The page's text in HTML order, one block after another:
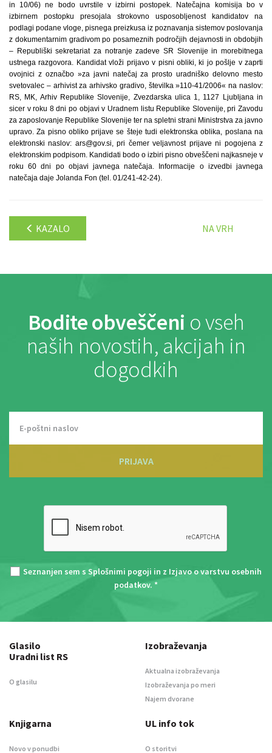
in 10/06) ne bodo uvrstile v izbirni postopek. Natečajna komisija bo v
izbirnem postopku presojala strokovno usposobljenost kandidatov na
podlagi podane vloge, pisnega preizkusa iz poznavanja sistemov poslovanja
z dokumentarnim gradivom po posameznih področjih dejavnosti in obdobjih
– Republiški sekretariat za notranje zadeve SR Slovenije in morebitnega
ustnega razgovora. Kandidat vloži prijavo v pisni obliki, ki jo pošlje v zaprti
ovojnici z označbo »za javni natečaj za prosto uradniško delovno mesto
svetovalec – arhivist za arhivsko gradivo, številka »110-41/2006« na naslov:
RS, MK, Arhiv Republike Slovenije, Zvezdarska ulica 1, 1127 Ljubljana in
sicer v roku 8 dni po objavi v Uradnem listu Republike Slovenije, pri Zavodu
za zaposlovanje Republike Slovenije ter na spletni strani Ministrstva za javno
upravo. Za pisno obliko prijave se šteje tudi elektronska oblika, poslana na
elektronski naslov: ars@gov.si, pri čemer veljavnost prijave ni pogojena z
elektronskim podpisom. Kandidati bodo o izbiri pisno obveščeni najkasneje v
roku 60 dni po objavi javnega natečaja. Informacije o izvedbi javnega
natečaja daje Jolanda Fon (tel. 01/241-42-24).
KAZALO NA VRH
Bodite obveščeni o vseh
naših novostih, akcijah in
dogodkih
PRIJAVA
Seznanjen sem s Splošnimi pogoji in z Izjavo o varstvu osebnih
podatkov. *
Glasilo
Uradni list RS
O glasilu
Izobraževanja
Aktualna izobraževanja
Izobraževanja po meri
Najem dvorane
Knjigarna
Novo v ponudbi
UL info tok
O storitvi